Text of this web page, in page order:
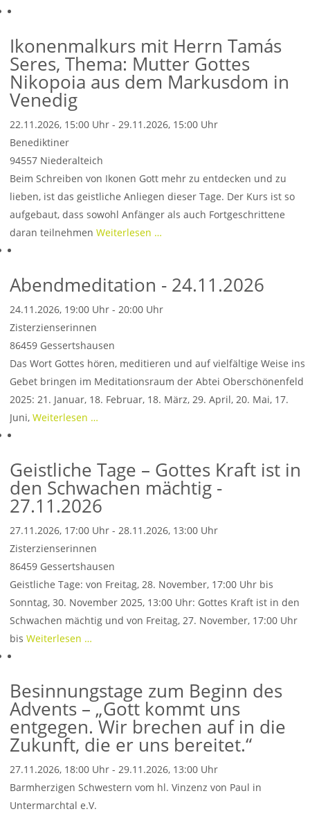
Ikonenmalkurs mit Herrn Tamás
Seres, Thema: Mutter Gottes
Nikopoia aus dem Markusdom in
Venedig
22.11.2026, 15:00 Uhr - 29.11.2026, 15:00 Uhr
Benediktiner
94557 Niederalteich
Beim Schreiben von Ikonen Gott mehr zu entdecken und zu
lieben, ist das geistliche Anliegen dieser Tage. Der Kurs ist so
aufgebaut, dass sowohl Anfänger als auch Fortgeschrittene
daran teilnehmen Weiterlesen …
Abendmeditation - 24.11.2026
24.11.2026, 19:00 Uhr - 20:00 Uhr
Zisterzienserinnen
86459 Gessertshausen
Das Wort Gottes hören, meditieren und auf vielfältige Weise ins
Gebet bringen im Meditationsraum der Abtei Oberschönenfeld
2025: 21. Januar, 18. Februar, 18. März, 29. April, 20. Mai, 17.
Juni, Weiterlesen …
Geistliche Tage – Gottes Kraft ist in
den Schwachen mächtig -
27.11.2026
27.11.2026, 17:00 Uhr - 28.11.2026, 13:00 Uhr
Zisterzienserinnen
86459 Gessertshausen
Geistliche Tage: von Freitag, 28. November, 17:00 Uhr bis
Sonntag, 30. November 2025, 13:00 Uhr: Gottes Kraft ist in den
Schwachen mächtig und von Freitag, 27. November, 17:00 Uhr
bis Weiterlesen …
Besinnungstage zum Beginn des
Advents – „Gott kommt uns
entgegen. Wir brechen auf in die
Zukunft, die er uns bereitet.“
27.11.2026, 18:00 Uhr - 29.11.2026, 13:00 Uhr
Barmherzigen Schwestern vom hl. Vinzenz von Paul in
Untermarchtal e.V.